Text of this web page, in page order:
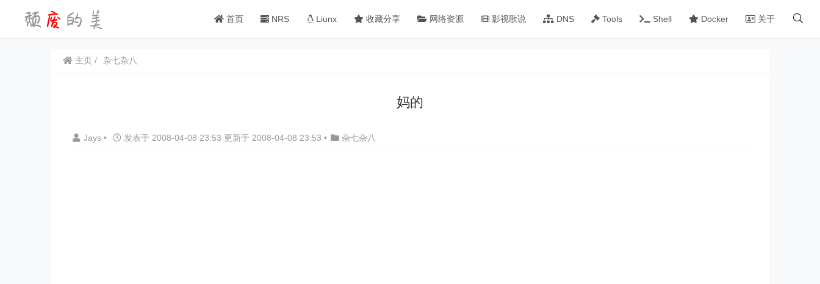
首页 NRS Liunx 收藏分享 网络资源 影视歌说 DNS Tools Shell Docker 关于
主页 杂七杂八
妈的
Jays • 发表于 2008-04-08 23:53 更新于 2008-04-08 23:53 • 杂七杂八